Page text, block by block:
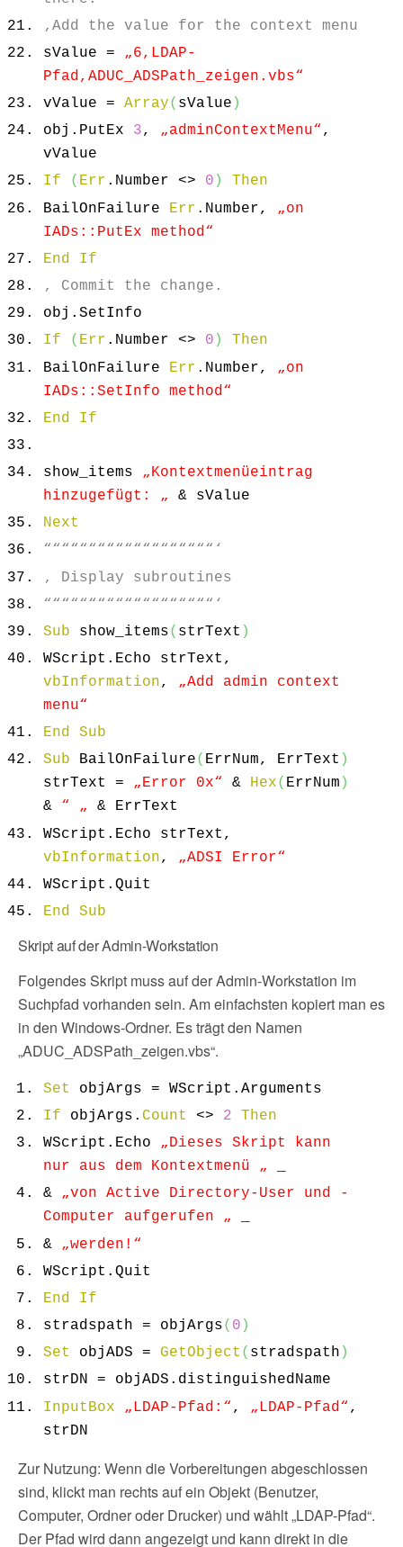
‚Add the value for the context menu
sValue = „6,LDAP-
Pfad,ADUC_ADSPath_zeigen.vbs“
vValue =Array( sValue )
obj. PutEx 3, „adminContextMenu“ ,
vValue
If
( Err . Number <> 0 )
Then
BailOnFailure Err . Number, „on
IADs::PutEx method“
End
If
‚ Commit the change.
obj.SetInfo
If
( Err . Number <> 0 )
Then
BailOnFailure Err . Number, „on
IADs::SetInfo method“
End
If
show_items „Kontextmenüeintrag
hinzugefügt: „
& sValue
Next
“““““““““““““““““““‘
‚ Display subroutines
“““““““““““““““““““‘
Sub show_items( strText )
WScript. Echo strText,
vbInformation, „Add admin context
menu“
End
Sub
Sub BailOnFailure( ErrNum, ErrText )
strText = „Error 0x“ & Hex( ErrNum )
& “ „
& ErrText
WScript. Echo strText,
vbInformation, „ADSI Error“
WScript.Quit
End
Sub
Skript auf der Admin-Workstation
Folgendes Skript muss auf der Admin-Workstation im
Suchpfad vorhanden sein. Am einfachsten kopiert man es
in den Windows-Ordner. Es trägt den Namen
„ADUC_ADSPath_zeigen.vbs“.
Set objArgs = WScript.Arguments
If objArgs.Count <> 2
Then
WScript. Echo
„Dieses Skript kann
nur aus dem Kontextmenü „
& „von Active Directory-User und -
Computer aufgerufen „
& „werden!“
WScript.Quit
End
If
stradspath = objArgs( 0 )
Set
objADS =GetObject ( stradspath )
strDN = objADS. distinguishedName
InputBox
„LDAP-Pfad:“ , „LDAP-Pfad“ ,
strDN
Zur Nutzung: Wenn die Vorbereitungen abgeschlossen
sind, klickt man rechts auf ein Objekt (Benutzer,
Computer, Ordner oder Drucker) und wählt „LDAP-Pfad“.
Der Pfad wird dann angezeigt und kann direkt in die